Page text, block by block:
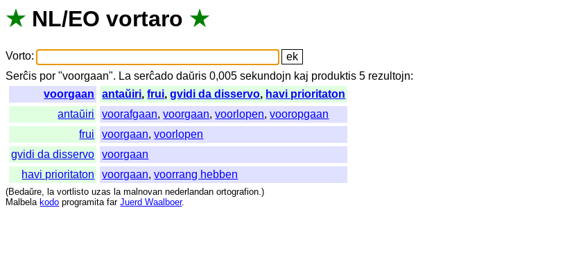
★ NL/EO vortaro ★
Vorto:
Serĉis por "voorgaan". La serĉado daŭris 0,005sekundojn kaj produktis 5 rezultojn:
voorgaan
antaŭiri,frui,gvidi da disservo, havi prioritaton
antaŭiri
voorafgaan,voorgaan,voorlopen,vooropgaan
frui
voorgaan,voorlopen
gvidi da disservo
voorgaan
havi prioritaton
voorgaan,voorrang hebben
(Bedaŭre, la vortlisto uzas la malnovan nederlandan ortografion.)
Malbela kodo programita far Juerd Waalboer.